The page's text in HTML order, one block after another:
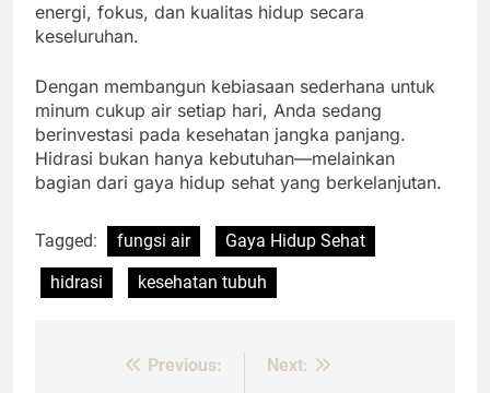
energi, fokus, dan kualitas hidup secara
keseluruhan.
Dengan membangun kebiasaan sederhana untuk
minum cukup air setiap hari, Anda sedang
berinvestasi pada kesehatan jangka panjang.
Hidrasi bukan hanya kebutuhan—melainkan
bagian dari gaya hidup sehat yang berkelanjutan.
Tagged: fungsi air
Gaya Hidup Sehat
hidrasi
kesehatan tubuh
Previous:
Next: